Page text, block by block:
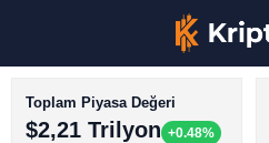
Toplam Piyasa Değeri
$2,21 Trilyon +0.48%